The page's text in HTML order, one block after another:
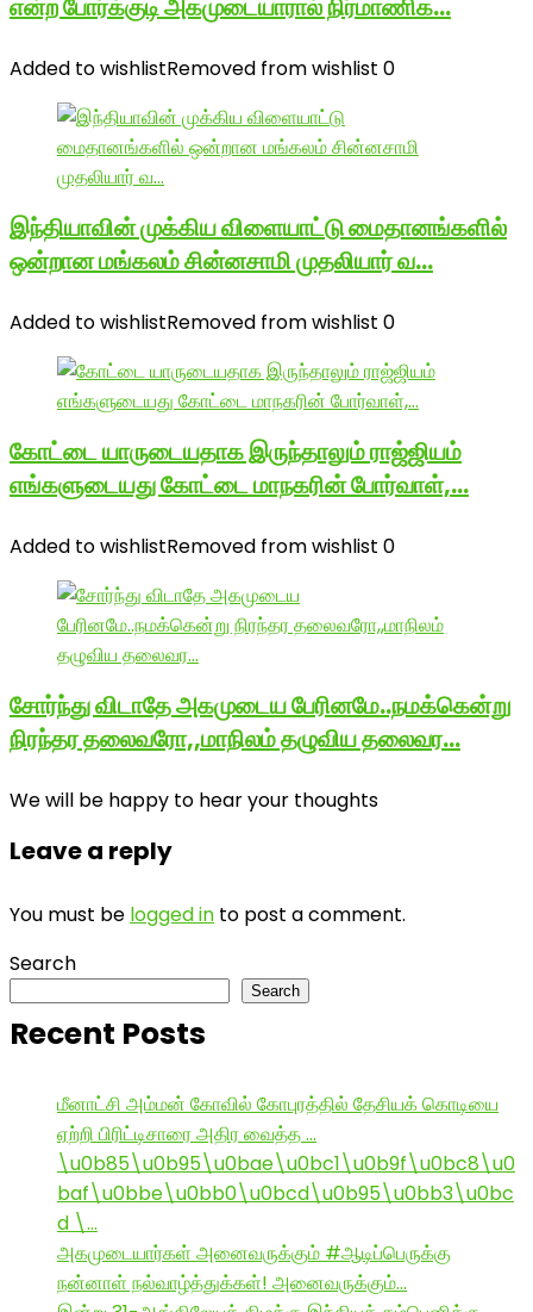
என்ற போர்க்குடி அகமுடையாரால் நிர்மாணிக…
Added to wishlistRemoved from wishlist 0
இந்தியாவின் முக்கிய விளையாட்டு மைதானங்களில்
ஒன்றான மங்கலம் சின்னசாமி முதலியார் வ…
Added to wishlistRemoved from wishlist 0
கோட்டை யாருடையதாக இருந்தாலும் ராஜ்ஜியம்
எங்களுடையது கோட்டை மாநகரின் போர்வாள்,…
Added to wishlistRemoved from wishlist 0
சோர்ந்து விடாதே அகமுடைய பேரினமே..நமக்கென்று
நிரந்தர தலைவரோ,,மாநிலம் தழுவிய தலைவர…
We will be happy to hear your thoughts
Leave a reply
You must be logged in to post a comment.
Search
Search
Recent Posts
மீனாட்சி அம்மன் கோவில் கோபுரத்தில் தேசியக் கொடியை
ஏற்றி பிரிட்டிசாரை அதிர வைத்த …
\u0b85\u0b95\u0bae\u0bc1\u0b9f\u0bc8\u0
baf\u0bbe\u0bb0\u0bcd\u0b95\u0bb3\u0bc
d \…
அகமுடையார்கள் அனைவருக்கும் #ஆடிப்பெருக்கு
நன்னாள் நல்வாழ்த்துக்கள்! அனைவருக்கும்…